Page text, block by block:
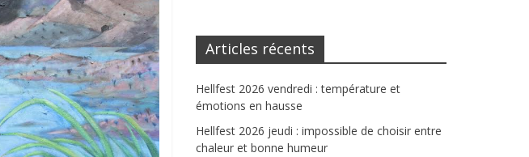
Articles récents
Hellfest 2026 vendredi : température et
émotions en hausse
Hellfest 2026 jeudi : impossible de choisir entre
chaleur et bonne humeur